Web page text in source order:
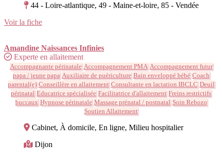
44 - Loire-atlantique, 49 - Maine-et-loire, 85 - Vendée
Voir la fiche
Amandine Naissances Infinies
Experte en allaitement
Accompagnante périnatale Accompagnement PMA Accompagnement futur
papa / jeune papa Auxiliaire de puériculture Bain enveloppé bébé Coach
parental(e) Conseillère en allaitement Consultante en lactation IBCLC Deuil
périnatal Educatrice spécialisée Facilitatrice d'allaitement Freins restrictifs
buccaux Hypnose périnatale Massage prénatal / postnatal Soin Rebozo
Soutien Allaitement
Cabinet, À domicile, En ligne, Milieu hospitalier
Dijon